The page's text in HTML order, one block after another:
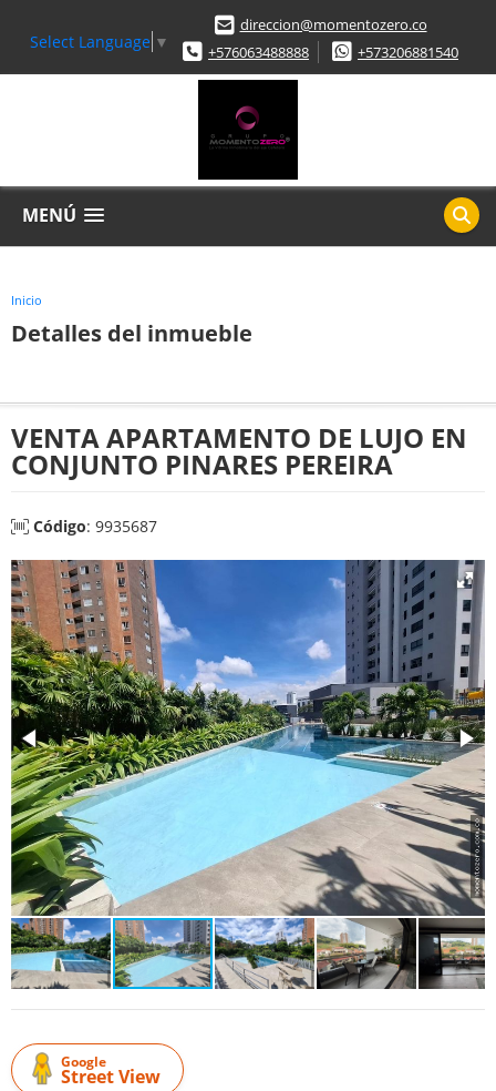
Select Language ▼
direccion@momentozero.co
+576063488888
+573206881540
MENÚ
Inicio
Detalles del inmueble
VENTA APARTAMENTO DE LUJO EN
CONJUNTO PINARES PEREIRA
Código: 9935687
Google
Street View